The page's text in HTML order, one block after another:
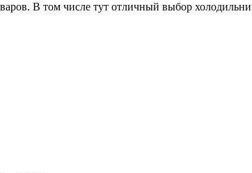
В том числе тут отличный выбор